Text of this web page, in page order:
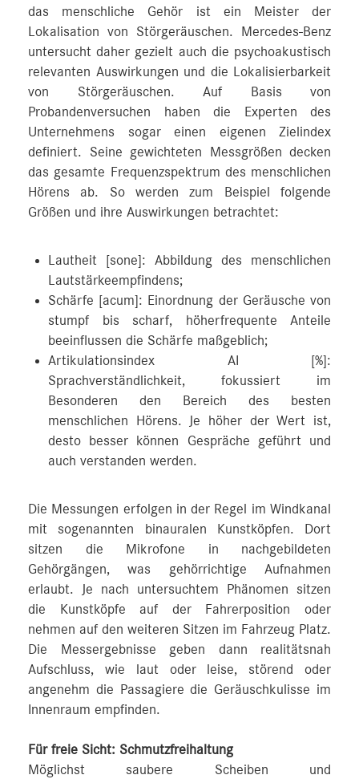
das menschliche Gehör ist ein Meister der
Lokalisation von Störgeräuschen. Mercedes‑Benz
untersucht daher gezielt auch die psychoakustisch
relevanten Auswirkungen und die Lokalisierbarkeit
von Störgeräuschen. Auf Basis von
Probandenversuchen haben die Experten des
Unternehmens sogar einen eigenen Zielindex
definiert. Seine gewichteten Messgrößen decken
das gesamte Frequenzspektrum des menschlichen
Hörens ab. So werden zum Beispiel folgende
Größen und ihre Auswirkungen betrachtet:
Lautheit [sone]: Abbildung des menschlichen
Lautstärkeempfindens;
Schärfe [acum]: Einordnung der Geräusche von
stumpf bis scharf, höherfrequente Anteile
beeinflussen die Schärfe maßgeblich;
Artikulationsindex AI [%]:
Sprachverständlichkeit, fokussiert im
Besonderen den Bereich des besten
menschlichen Hörens. Je höher der Wert ist,
desto besser können Gespräche geführt und
auch verstanden werden.
Die Messungen erfolgen in der Regel im Windkanal
mit sogenannten binauralen Kunstköpfen. Dort
sitzen die Mikrofone in nachgebildeten
Gehörgängen, was gehörrichtige Aufnahmen
erlaubt. Je nach untersuchtem Phänomen sitzen
die Kunstköpfe auf der Fahrerposition oder
nehmen auf den weiteren Sitzen im Fahrzeug Platz.
Die Messergebnisse geben dann realitätsnah
Aufschluss, wie laut oder leise, störend oder
angenehm die Passagiere die Geräuschkulisse im
Innenraum empfinden.
Für freie Sicht: Schmutzfreihaltung
Möglichst saubere Scheiben und